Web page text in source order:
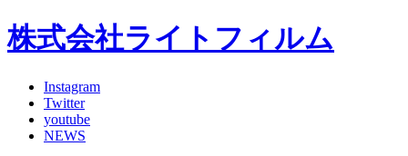
株式会社ライトフィルム
Instagram
Twitter
youtube
NEWS